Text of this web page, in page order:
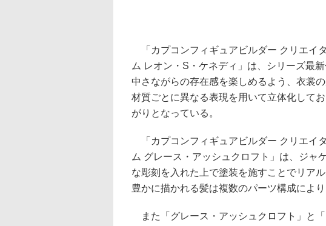
「カプコンフィギュアビルダー クリエイ
ム レオン・S・ケネディ」は、シリーズ最
中さながらの存在感を楽しめるよう、衣裳
材質ごとに異なる表現を用いて立体化して
がりとなっている。
「カプコンフィギュアビルダー クリエイ
ム グレース・アッシュクロフト」は、ジャ
な彫刻を入れた上で塗装を施すことでリア
豊かに描かれる髪は複数のパーツ構成によ
また「グレース・アッシュクロフト」と